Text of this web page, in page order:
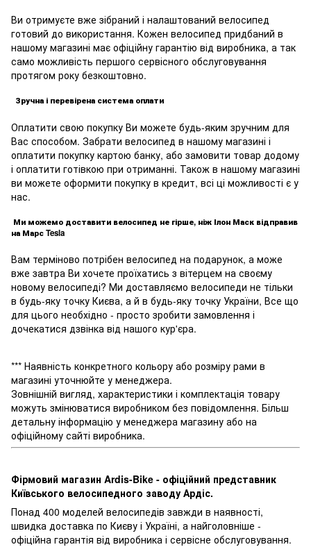
Ви отримуєте вже зібраний і налаштований велосипед
готовий до використання. Кожен велосипед придбаний в
нашому магазині має офіційну гарантію від виробника, а так
само можливість першого сервісного обслуговування
протягом року безкоштовно.
Зручна і перевірена система оплати
Оплатити свою покупку Ви можете будь-яким зручним для
Вас способом. Забрати велосипед в нашому магазині і
оплатити покупку картою банку, або замовити товар додому
і оплатити готівкою при отриманні. Також в нашому магазині
ви можете оформити покупку в кредит, всі ці можливості є у
нас.
Ми можемо доставити велосипед не гірше, ніж Ілон Маск відправив
на Марс Tesla
Вам терміново потрібен велосипед на подарунок, а може
вже завтра Ви хочете проїхатись з вітерцем на своєму
новому велосипеді? Ми доставляємо велосипеди не тільки
в будь-яку точку Києва, а й в будь-яку точку України, Все що
для цього необхідно - просто зробити замовлення і
дочекатися дзвінка від нашого кур'єра.
*** Наявність конкретного кольору або розміру рами в
магазині уточнюйте у менеджера.
Зовнішній вигляд, характеристики і комплектація товару
можуть змінюватися виробником без повідомлення. Більш
детальну інформацію у менеджера магазину або на
офіційному сайті виробника.
Фірмовий магазин Ardis-Bike - офіційний представник
Київського велосипедного заводу Ардіс.
Понад 400 моделей велосипедів завжди в наявності,
швидка доставка по Києву і Україні, а найголовніше -
офіційна гарантія від виробника і сервісне обслуговування.